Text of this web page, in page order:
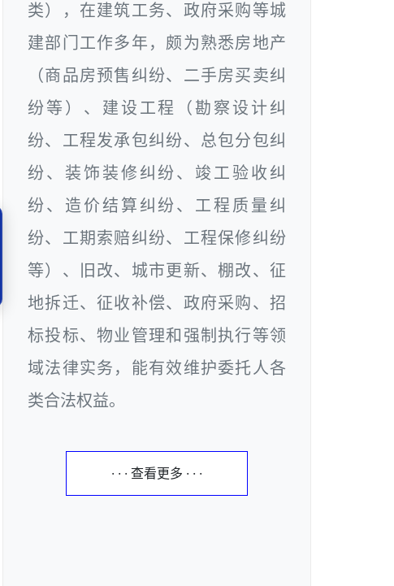
类），在建筑工务、政府采购等城
建部门工作多年，颇为熟悉房地产
（商品房预售纠纷、二手房买卖纠
纷等）、建设工程（勘察设计纠
纷、工程发承包纠纷、总包分包纠
纷、装饰装修纠纷、竣工验收纠
纷、造价结算纠纷、工程质量纠
纷、工期索赔纠纷、工程保修纠纷
等）、旧改、城市更新、棚改、征
地拆迁、征收补偿、政府采购、招
标投标、物业管理和强制执行等领
域法律实务，能有效维护委托人各
类合法权益。
· · · 查看更多 · · ·